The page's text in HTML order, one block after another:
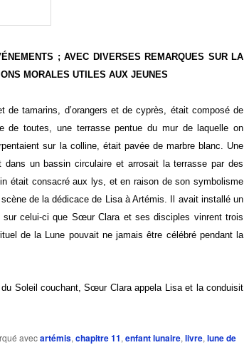
; AVEC DIVERSES REMARQUES SUR LA
MORALES UTILES AUX JEUNES
de tamarins, d’orangers et de cyprès, était composé de
de toutes, une terrasse pentue du mur de laquelle on
sur la colline, était pavée de marbre blanc. Une
dans un bassin circulaire et arrosait la terrasse par des
était consacré aux lys, et en raison de son symbolisme
de la dédicace de Lisa à Artémis. Il avait installé un
sur celui-ci que Sœur Clara et ses disciples vinrent trois
de la Lune pouvait ne jamais être célébré pendant la
du Soleil couchant, Sœur Clara appela Lisa et la conduisit
avecartémis, chapitre 11, enfant lunaire, livre, lune de